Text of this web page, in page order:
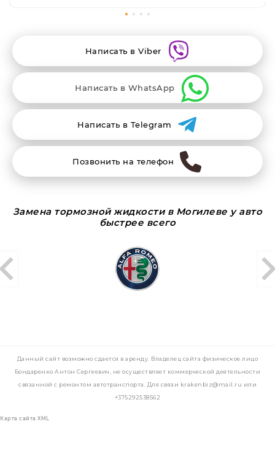
Написать в Viber
Написать в WhatsApp
Написать в Telegram
Позвонить на телефон
Замена тормозной жидкости в Могилеве у авто
быстрее всего
Данный сайт возможно сдается в аренду. Владелец сайта физическое лицо
Бондаренко Антон Сергеевич, не осуществляет коммерческой деятельности
связанной с ремонтом автотранспорта. Для связи krakenbiz@mail.ru или
+375292538562
Карта сайта XML